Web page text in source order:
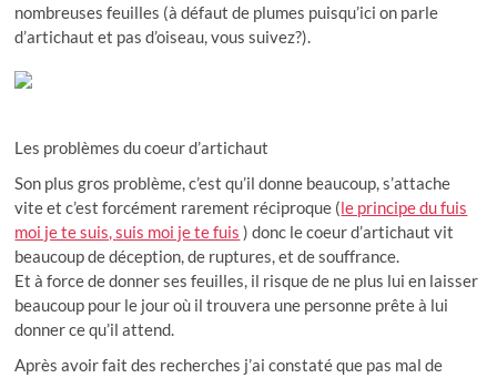
nombreuses feuilles (à défaut de plumes puisqu’ici on parle
d’artichaut et pas d’oiseau, vous suivez?).
Les problèmes du coeur d’artichaut
Son plus gros problème, c’est qu’il donne beaucoup, s’attache
vite et c’est forcément rarement réciproque (le principe du fuis
moi je te suis, suis moi je te fuis ) donc le coeur d’artichaut vit
beaucoup de déception, de ruptures, et de souffrance.
Et à force de donner ses feuilles, il risque de ne plus lui en laisser
beaucoup pour le jour où il trouvera une personne prête à lui
donner ce qu’il attend.
Après avoir fait des recherches j’ai constaté que pas mal de